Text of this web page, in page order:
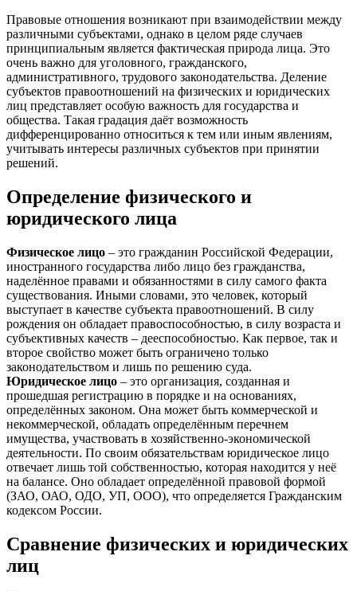
Правовые отношения возникают при взаимодействии между
различными субъектами, однако в целом ряде случаев
принципиальным является фактическая природа лица. Это
очень важно для уголовного, гражданского,
административного, трудового законодательства. Деление
субъектов правоотношений на физических и юридических
лиц представляет особую важность для государства и
общества. Такая градация даёт возможность
дифференцированно относиться к тем или иным явлениям,
учитывать интересы различных субъектов при принятии
решений.
Определение физического и
юридического лица
Физическое лицо – это гражданин Российской Федерации,
иностранного государства либо лицо без гражданства,
наделённое правами и обязанностями в силу самого факта
существования. Иными словами, это человек, который
выступает в качестве субъекта правоотношений. В силу
рождения он обладает правоспособностью, в силу возраста и
субъективных качеств – дееспособностью. Как первое, так и
второе свойство может быть ограничено только
законодательством и лишь по решению суда.
Юридическое лицо – это организация, созданная и
прошедшая регистрацию в порядке и на основаниях,
определённых законом. Она может быть коммерческой и
некоммерческой, обладать определённым перечнем
имущества, участвовать в хозяйственно-экономической
деятельности. По своим обязательствам юридическое лицо
отвечает лишь той собственностью, которая находится у неё
на балансе. Оно обладает определённой правовой формой
(ЗАО, ОАО, ОДО, УП, ООО), что определяется Гражданским
кодексом России.
Сравнение физических и юридических
лиц